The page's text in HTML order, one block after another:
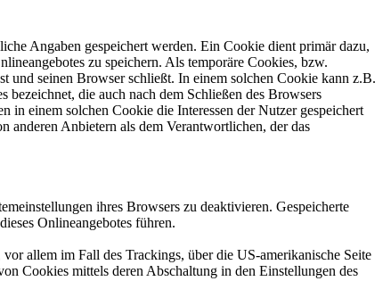
Angaben gespeichert werden. Ein Cookie dient primär dazu,
zu speichern. Als temporäre Cookies, bzw.
und seinen Browser schließt. In einem solchen Cookie kann z.B.
bezeichnet, die auch nach dem Schließen des Browsers
in einem solchen Cookie die Interessen der Nutzer gespeichert
Anbietern als dem Verantwortlichen, der das
ihres Browsers zu deaktivieren. Gespeicherte
Onlineangebotes führen.
allem im Fall des Trackings, über die US-amerikanische Seite
Cookies mittels deren Abschaltung in den Einstellungen des